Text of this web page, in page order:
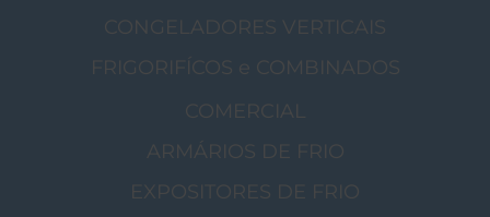
CONGELADORES VERTICAIS
FRIGORIFÍCOS e COMBINADOS
COMERCIAL
ARMÁRIOS DE FRIO
EXPOSITORES DE FRIO